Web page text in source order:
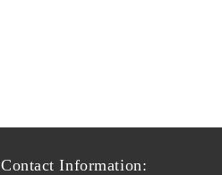
Contact Information: